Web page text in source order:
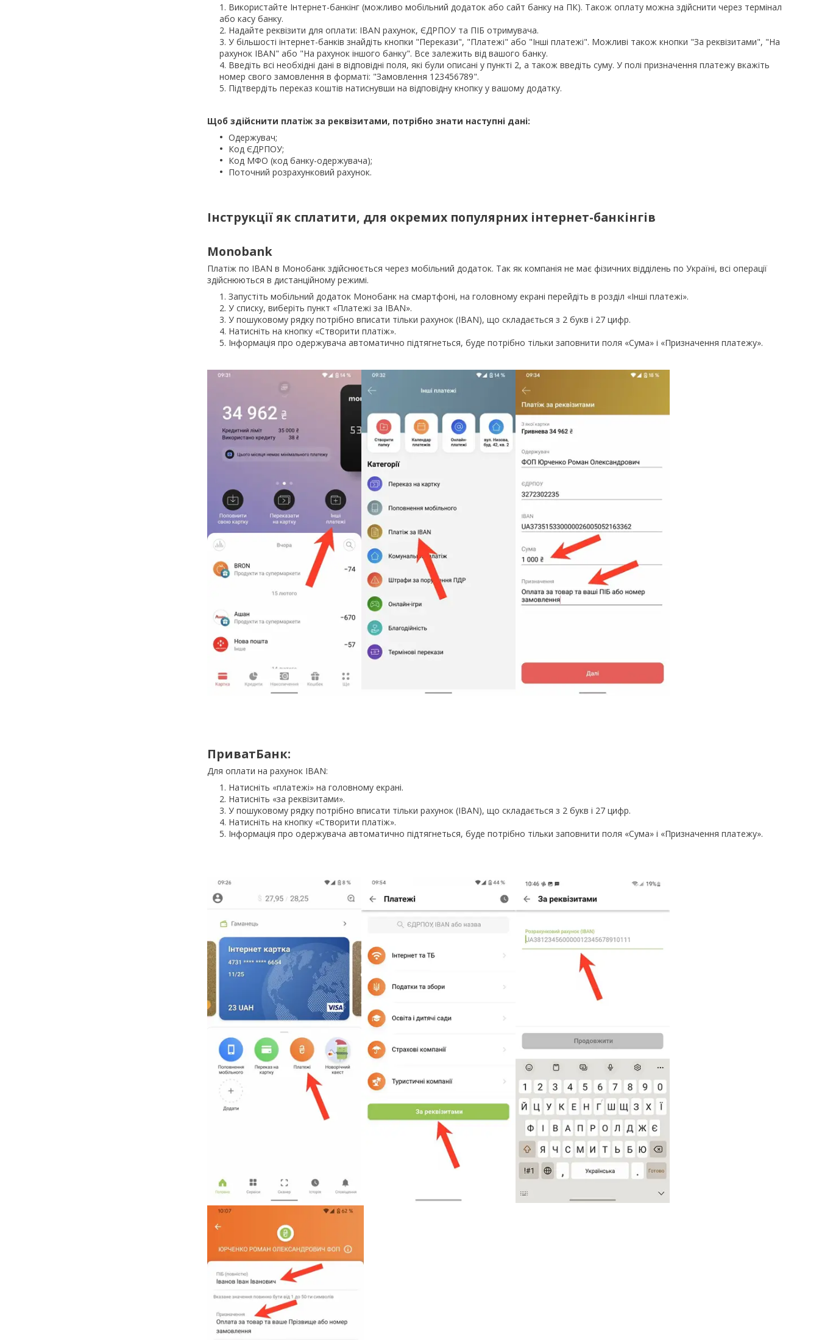
Використайте Інтернет-банкінг (можливо мобільний додаток або сайт банку на ПК). Також оплату можна здійснити через термінал
або касу банку.
Надайте реквізити для оплати: IBAN рахунок, ЄДРПОУ та ПІБ отримувача.
У більшості інтернет-банків знайдіть кнопки "Перекази", "Платежі" або "Інші платежі". Можливі також кнопки "За реквізитами", "На
рахунок IBAN" або "На рахунок іншого банку". Все залежить від вашого банку.
Введіть всі необхідні дані в відповідні поля, які були описані у пункті 2, а також введіть суму. У полі призначення платежу вкажіть
номер свого замовлення в форматі: "Замовлення 123456789".
Підтвердіть переказ коштів натиснувши на відповідну кнопку у вашому додатку.
Щоб здійснити платіж за реквізитами, потрібно знати наступні дані:
Одержувач;
Код ЄДРПОУ;
Код МФО (код банку-одержувача);
Поточний розрахунковий рахунок.
Інструкції як сплатити, для окремих популярних інтернет-банкінгів
Monobank
Платіж по IBAN в Монобанк здійснюється через мобільний додаток. Так як компанія не має фізичних відділень по Україні, всі операції
здійснюються в дистанційному режимі.
Запустіть мобільний додаток Монобанк на смартфоні, на головному екрані перейдіть в розділ «Інші платежі».
У списку, виберіть пункт «Платежі за IBAN».
У пошуковому рядку потрібно вписати тільки рахунок (IBAN), що складається з 2 букв і 27 цифр.
Натисніть на кнопку «Створити платіж».
Інформація про одержувача автоматично підтягнеться, буде потрібно тільки заповнити поля «Сума» і «Призначення платежу».
ПриватБанк:
Для оплати на рахунок IBAN:
Натисніть «платежі» на головному екрані.
Натисніть «за реквізитами».
У пошуковому рядку потрібно вписати тільки рахунок (IBAN), що складається з 2 букв і 27 цифр.
Натисніть на кнопку «Створити платіж».
Інформація про одержувача автоматично підтягнеться, буде потрібно тільки заповнити поля «Сума» і «Призначення платежу».